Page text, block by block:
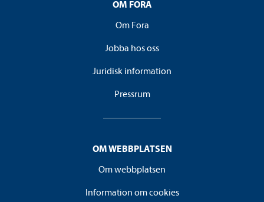
OM FORA
Om Fora
Jobba hos oss
Juridisk information
Pressrum
OM WEBBPLATSEN
Om webbplatsen
Information om cookies